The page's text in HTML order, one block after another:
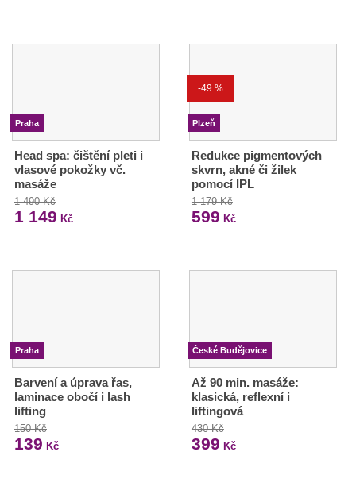
Praha
Head spa: čištění pleti i
vlasové pokožky vč.
masáže
1 490 Kč
1 149 Kč
-49 %
Plzeň
Redukce pigmentových
skvrn, akné či žilek
pomocí IPL
1 179 Kč
599 Kč
Praha
Barvení a úprava řas,
laminace obočí i lash
lifting
150 Kč
139 Kč
České Budějovice
Až 90 min. masáže:
klasická, reflexní i
liftingová
430 Kč
399 Kč